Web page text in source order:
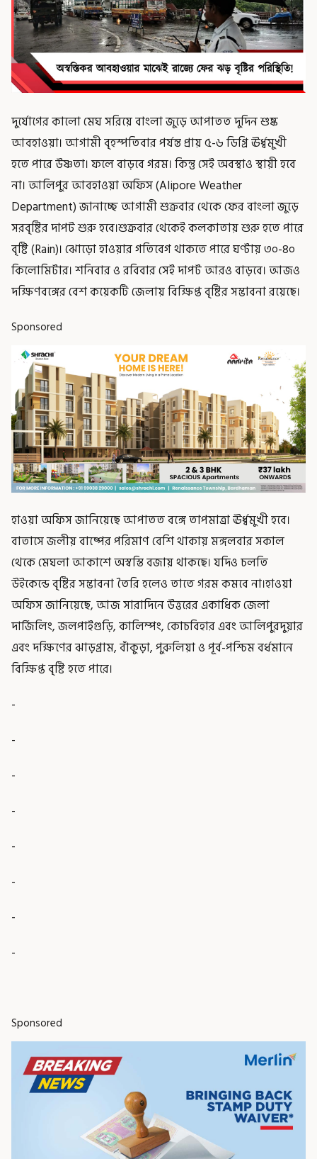
দুর্যোগের কালো মেঘ সরিয়ে বাংলা জুড়ে আপাতত দুদিন শুষ্ক
আবহাওয়া। আগামী বৃহস্পতিবার পর্যন্ত প্রায় ৫-৬ ডিগ্রি ঊর্ধ্বমুখী
হতে পারে উষ্ণতা। ফলে বাড়বে গরম। কিন্তু সেই অবস্থাও স্থায়ী হবে
না। আলিপুর আবহাওয়া অফিস (Alipore Weather
Department) জানাচ্ছে আগামী শুক্রবার থেকে ফের বাংলা জুড়ে
সরবৃষ্টির দাপট শুরু হবে।শুক্রবার থেকেই কলকাতায় শুরু হতে পারে
বৃষ্টি (Rain)। ঝোড়ো হাওয়ার গতিবেগ থাকতে পারে ঘণ্টায় ৩০-৪০
কিলোমিটার। শনিবার ও রবিবার সেই দাপট আরও বাড়বে। আজও
দক্ষিণবঙ্গের বেশ কয়েকটি জেলায় বিক্ষিপ্ত বৃষ্টির সম্ভাবনা রয়েছে।
Sponsored
হাওয়া অফিস জানিয়েছে আপাতত বঙ্গে তাপমাত্রা ঊর্ধ্বমুখী হবে।
বাতাসে জলীয় বাষ্পের পরিমাণ বেশি থাকায় মঙ্গলবার সকাল
থেকে মেঘলা আকাশে অস্বস্তি বজায় থাকছে। যদিও চলতি
উইকেন্ডে বৃষ্টির সম্ভাবনা তৈরি হলেও তাতে গরম কমবে না।হাওয়া
অফিস জানিয়েছে, আজ সারাদিনে উত্তরের একাধিক জেলা
দার্জিলিং, জলপাইগুড়ি, কালিম্পং, কোচবিহার এবং আলিপুরদুয়ার
এবং দক্ষিণের ঝাড়গ্রাম, বাঁকুড়া, পুরুলিয়া ও পূর্ব-পশ্চিম বর্ধমানে
বিক্ষিপ্ত বৃষ্টি হতে পারে।
-
-
-
-
-
-
-
-
Sponsored